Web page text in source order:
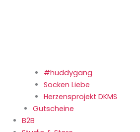
#huddygang
Socken Liebe
Herzensprojekt DKMS
Gutscheine
B2B